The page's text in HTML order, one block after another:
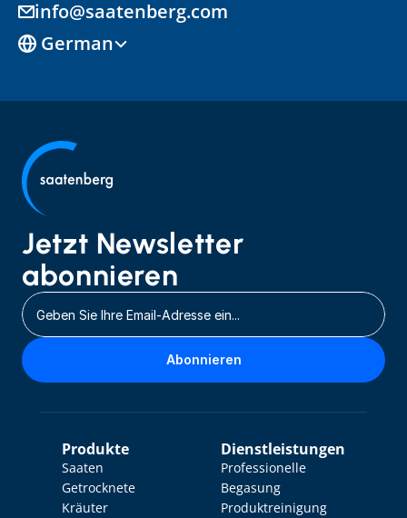
info@saatenberg.com
German
Jetzt Newsletter
abonnieren
Abonnieren
Produkte
Saaten
Getrocknete
Kräuter
Dienstleistungen
Professionelle
Begasung
Produktreinigung